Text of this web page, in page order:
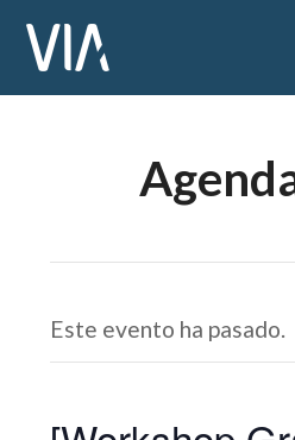
Este evento ha pasado.